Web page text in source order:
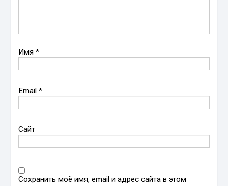
Имя*
Email*
Сайт
Сохранить моё имя, email и адрес сайта в этом